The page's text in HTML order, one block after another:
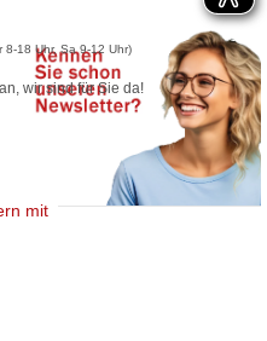
8-18 Uhr, Sa 9-12 Uhr)
wir sind für Sie da!
mit